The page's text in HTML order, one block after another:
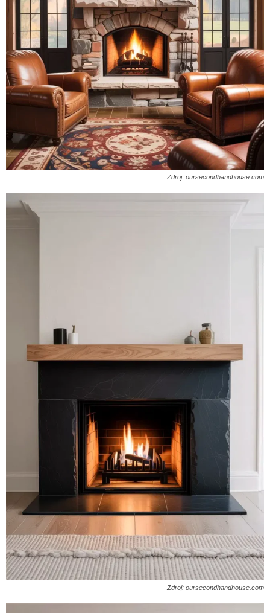
Zdroj: oursecondhandhouse.com
Zdroj: oursecondhandhouse.com